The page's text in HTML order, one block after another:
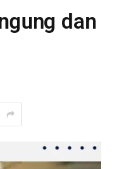
dan